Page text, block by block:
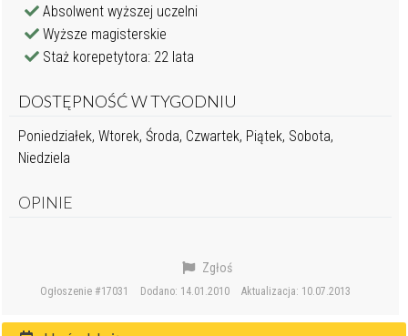
Absolwent wyższej uczelni
Wyższe magisterskie
Staż korepetytora: 22 lata
DOSTĘPNOŚĆ W TYGODNIU
Poniedziałek, Wtorek, Środa, Czwartek, Piątek, Sobota,
Niedziela
OPINIE
Ogłoszenie #17031 Dodano: 14.01.2010 Aktualizacja: 10.07.2013
Zgłoś